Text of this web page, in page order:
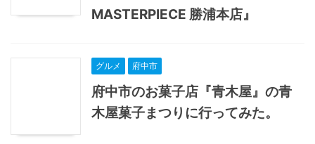
MASTERPIECE 勝浦本店』
グルメ 府中市
府中市のお菓子店『青木屋』の青
木屋菓子まつりに行ってみた。